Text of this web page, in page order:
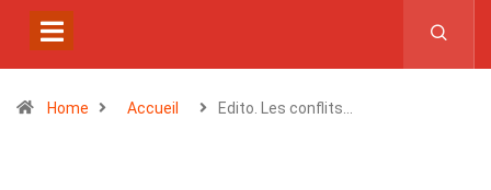
Home Accueil Edito. Les conflits…